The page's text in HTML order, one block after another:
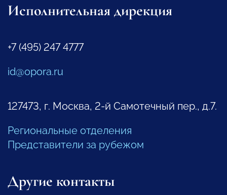
Исполнительная дирекция
+7 (495) 247 4777
id@opora.ru
127473, г. Москва, 2-й Самотечный пер., д.7.
Региональные отделения
Представители за рубежом
Другие контакты